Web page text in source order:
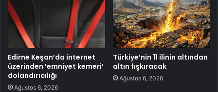
Edirne Keşan’da internet
üzerinden ’emniyet kemeri’
dolandırıcılığı
Ağustos 6, 2026
Türkiye’nin 11 ilinin altından
altın fışkıracak
Ağustos 6, 2026